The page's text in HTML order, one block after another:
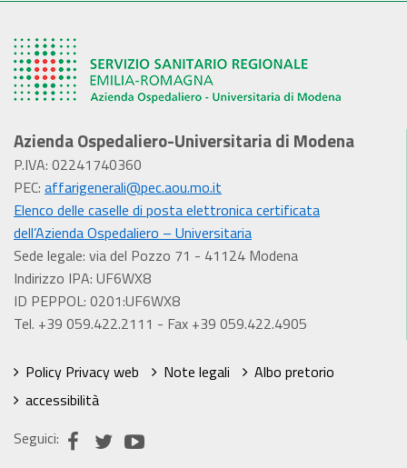
Azienda Ospedaliero-Universitaria di Modena
P.IVA: 02241740360
PEC: affarigenerali@pec.aou.mo.it
Elenco delle caselle di posta elettronica certificata
dell’Azienda Ospedaliero – Universitaria
Sede legale: via del Pozzo 71 - 41124 Modena
Indirizzo IPA: UF6WX8
ID PEPPOL: 0201:UF6WX8
Tel. +39 059.422.2111 - Fax +39 059.422.4905
Policy Privacy web Note legali
Albo pretorio
accessibilità
Seguici: